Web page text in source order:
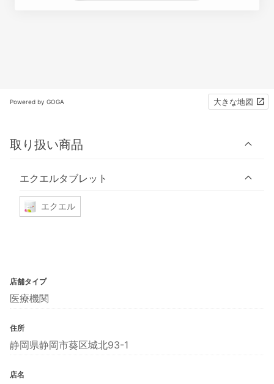
Powered by GOGA 大きな地図
取り扱い商品
エクエルタブレット
エクエル
店舗タイプ
医療機関
住所
静岡県静岡市葵区城北93-1
店名